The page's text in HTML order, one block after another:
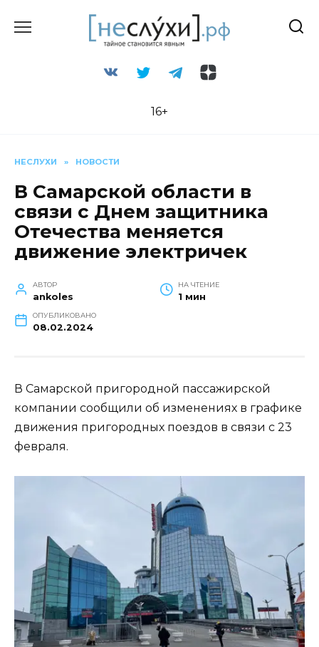
16+
НЕСЛУХИ » НОВОСТИ
В Самарской области в
связи с Днем защитника
Отечества меняется
движение электричек
АВТОР
ankoles
НА ЧТЕНИЕ
1 мин
ОПУБЛИКОВАНО
08.02.2024
В Самарской пригородной пассажирской
компании сообщили об изменениях в графике
движения пригородных поездов в связи с 23
февраля.